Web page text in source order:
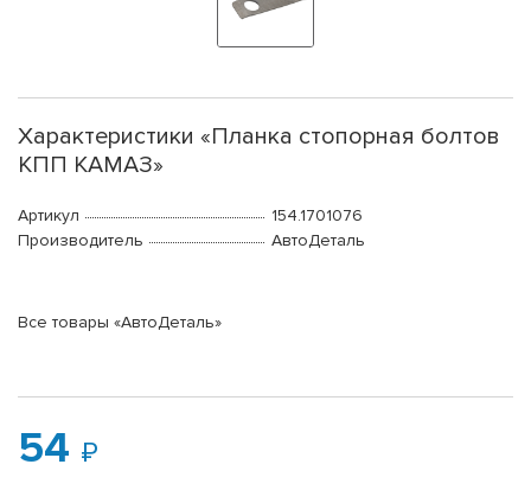
Характеристики «Планка стопорная болтов
КПП КАМАЗ»
Артикул
154.1701076
Производитель
АвтоДеталь
Все товары «АвтоДеталь»
54